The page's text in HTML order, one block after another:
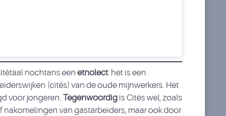
nochtans een etnolect: het is een
(cités) van de oude mijnwerkers. Het
voor jongeren. Tegenwoordig is Cités wel, zoals
van gastarbeiders, maar ook door